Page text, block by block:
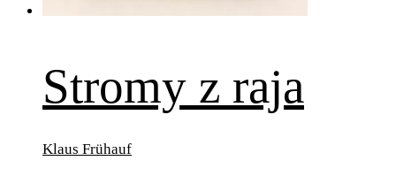
Stromy z raja
Klaus Frühauf